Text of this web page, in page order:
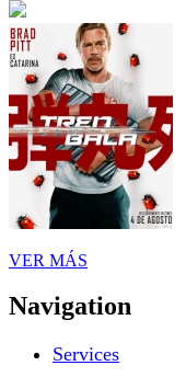
VER MÁS
Navigation
Services